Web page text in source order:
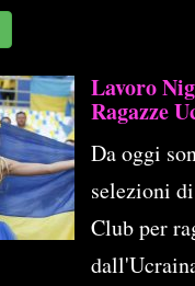
Lavoro
Ragazze
Da oggi
selezioni
Club per